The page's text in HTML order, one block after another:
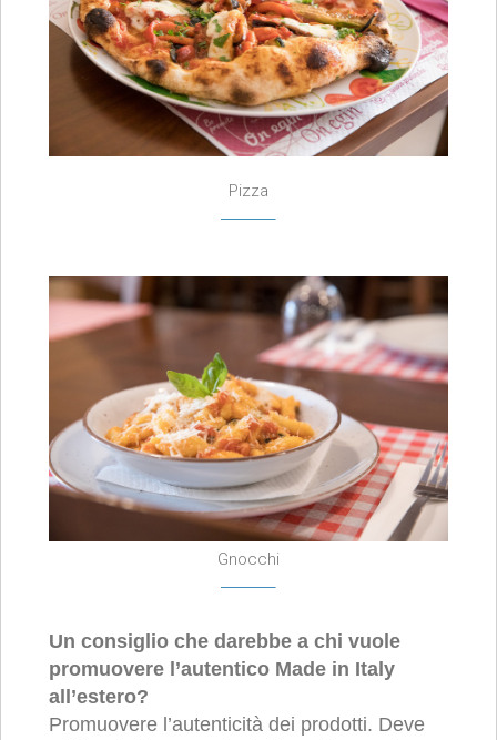
Pizza
Gnocchi
Un consiglio che darebbe a chi vuole
promuovere l’autentico Made in Italy
all’estero?
Promuovere l’autenticità dei prodotti. Deve